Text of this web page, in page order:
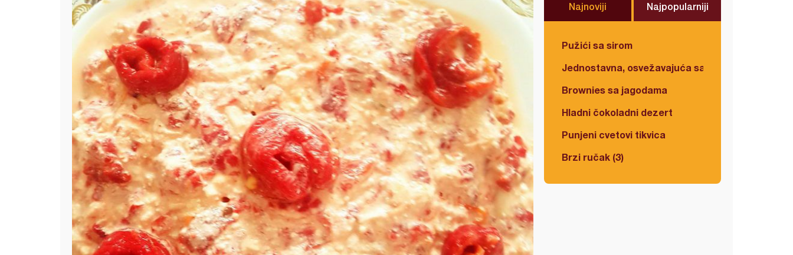
Najnoviji Najpopularniji
Pužići sa sirom
Jednostavna, osvežavajuća salata
Brownies sa jagodama
Hladni čokoladni dezert
Punjeni cvetovi tikvica
Brzi ručak (3)